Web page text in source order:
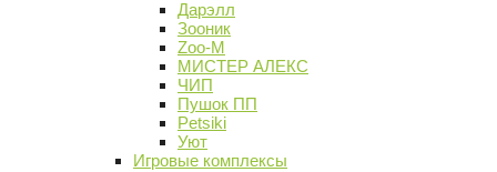
Дарэлл
Зооник
Zoo-M
МИСТЕР АЛЕКС
ЧИП
Пушок ПП
Petsiki
Уют
Игровые комплексы